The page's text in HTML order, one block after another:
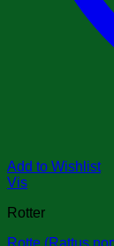
Add to Wishlist
Vis
Rotter
Rotte (Rattus